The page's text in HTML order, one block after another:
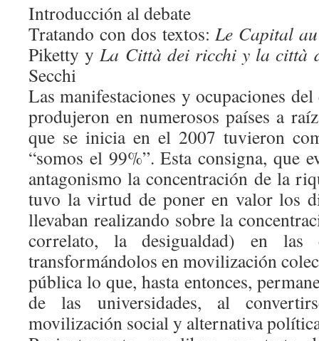
Introducción al debate
Tratando con dos textos:Le Capital
Piketty yLa Città dei ricchi y la città
Secchi
Las manifestaciones y ocupaciones
produjeron en numerosos países a
que se inicia en el 2007 tuvieron
“somos el 99%”. Esta consigna, que
antagonismo la concentración de la
tuvo la virtud de poner en valor los
llevaban realizando sobre la
correlato, la desigualdad) en las
transformándolos en movilización
pública lo que, hasta entonces,
de las universidades, al
movilización social y alternativa